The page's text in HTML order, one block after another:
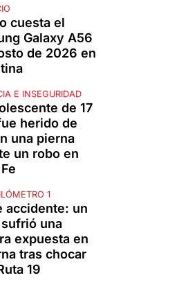
cuesta el
Galaxy A56
de 2026 en
E INSEGURIDAD
de 17
herido de
una pierna
un robo en
1
accidente: un
una
expuesta en
tras chocar
19